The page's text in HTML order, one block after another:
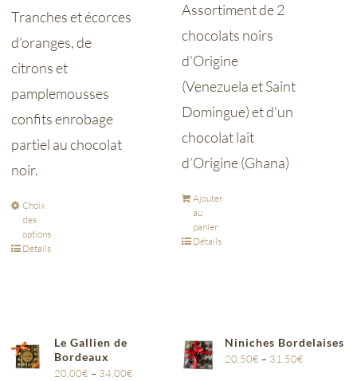
Tranches et écorces
d’oranges, de
citrons et
pamplemousses
confits enrobage
partiel au chocolat
noir.
Choix
des
options
Détails
Assortiment de 2
chocolats noirs
d’Origine
(Venezuela et Saint
Domingue) et d’un
chocolat lait
d’Origine (Ghana)
Ajouter
au
panier
Détails
Le Gallien de
Bordeaux
20,00€ – 34,00€
Niniches Bordelaises
20,50€ – 31,50€